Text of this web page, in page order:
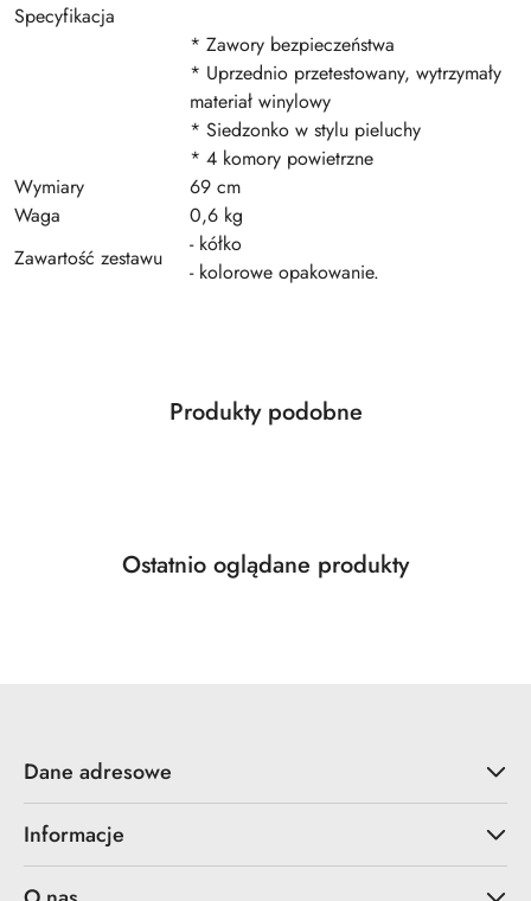
Specyfikacja
* Zawory bezpieczeństwa
* Uprzednio przetestowany, wytrzymały
materiał winylowy
* Siedzonko w stylu pieluchy
* 4 komory powietrzne
Wymiary
69 cm
Waga
0,6 kg
Zawartość zestawu
- kółko
- kolorowe opakowanie.
Pomiń karuzelę produktów
Produkty
Produkty podobne
Pomiń karuzelę produktów
Produkty
Ostatnio oglądane produkty
Dane adresowe
Informacje